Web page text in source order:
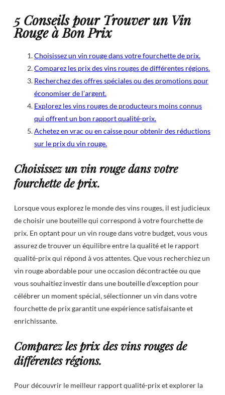
5 Conseils pour Trouver un Vin
Rouge à Bon Prix
Choisissez un vin rouge dans votre fourchette de prix.
Comparez les prix des vins rouges de différentes régions.
Recherchez des offres spéciales ou des promotions pour
économiser de l’argent.
Explorez les vins rouges de producteurs moins connus
qui offrent un bon rapport qualité-prix.
Achetez en vrac ou en caisse pour obtenir des réductions
sur le prix du vin rouge.
Choisissez un vin rouge dans votre
fourchette de prix.
Lorsque vous explorez le monde des vins rouges, il est judicieux
de choisir une bouteille qui correspond à votre fourchette de
prix. En optant pour un vin rouge dans votre budget, vous vous
assurez de trouver un équilibre entre la qualité et le rapport
qualité-prix qui répond à vos attentes. Que vous recherchiez un
vin rouge abordable pour une occasion décontractée ou que
vous souhaitiez investir dans une bouteille d’exception pour
célébrer un moment spécial, sélectionner un vin dans votre
fourchette de prix garantit une expérience satisfaisante et
enrichissante.
Comparez les prix des vins rouges de
différentes régions.
Pour découvrir le meilleur rapport qualité-prix et explorer la